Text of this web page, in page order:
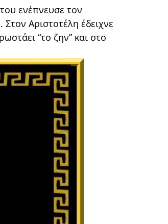
ενέπνευσε τον
Αριστοτέλη έδειχνε
“το ζην” και στο